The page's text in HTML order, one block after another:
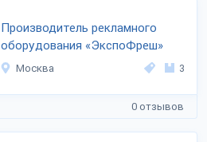
Производитель рекламного
оборудования «ЭкспоФреш»
Москва 3
0 отзывов